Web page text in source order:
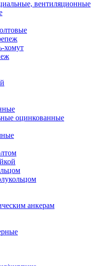
вентиляционные
хомут
оцинкованные
анкерам